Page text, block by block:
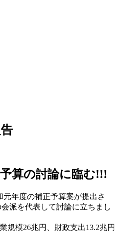
算の討論に臨む!!!
年度の補正予算案が提出さ
派を代表して討論に立ちまし
規模26兆円、財政支出13.2兆円